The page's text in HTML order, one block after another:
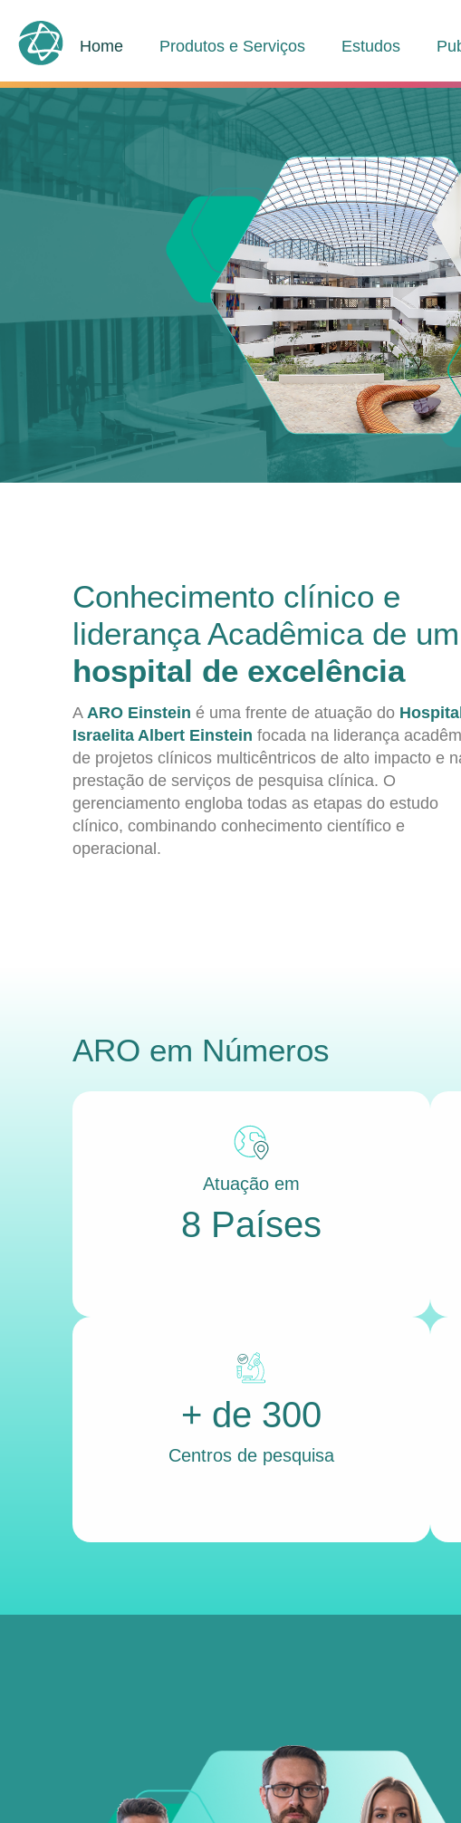
Home Produtos e Serviços Estudos
Conhecimento clínico e
liderança Acadêmica de um
hospital de excelência
A ARO Einstein é uma frente de atuação do Hospital
Israelita Albert Einstein focada na liderança
de projetos clínicos multicêntricos de alto impacto e
prestação de serviços de pesquisa clínica. O
gerenciamento engloba todas as etapas do estudo
clínico, combinando conhecimento científico e
operacional.
ARO em Números
Atuação em
8 Países
+ de 300
Centros de pesquisa